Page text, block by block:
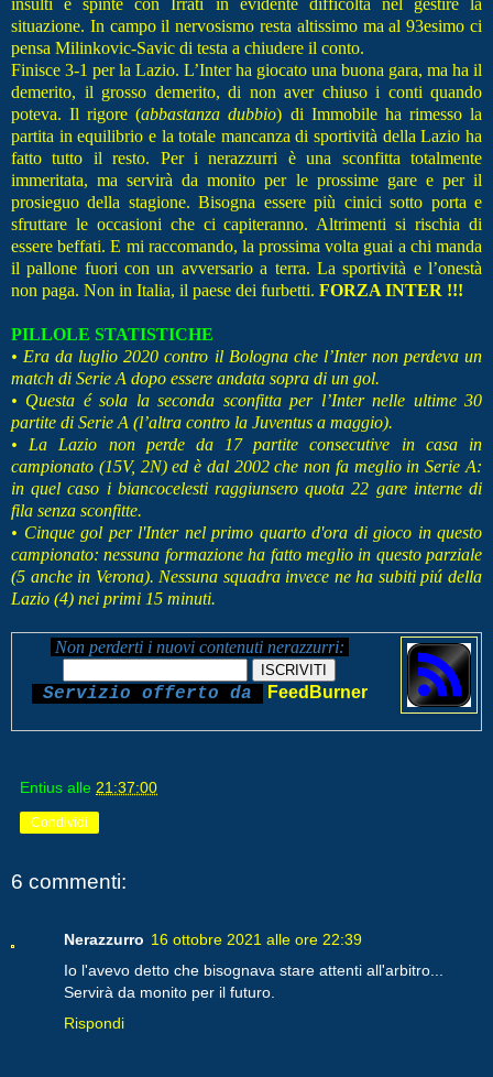
insulti e spinte con Irrati in evidente difficoltà nel gestire la
situazione. In campo il nervosismo resta altissimo ma al 93esimo ci
pensa Milinkovic-Savic di testa a chiudere il conto.
Finisce 3-1 per la Lazio. L’Inter ha giocato una buona gara, ma ha il
demerito, il grosso demerito, di non aver chiuso i conti quando
poteva. Il rigore (abbastanza dubbio) di Immobile ha rimesso la
partita in equilibrio e la totale mancanza di sportività della Lazio ha
fatto tutto il resto. Per i nerazzurri è una sconfitta totalmente
immeritata, ma servirà da monito per le prossime gare e per il
prosieguo della stagione. Bisogna essere più cinici sotto porta e
sfruttare le occasioni che ci capiteranno. Altrimenti si rischia di
essere beffati. E mi raccomando, la prossima volta guai a chi manda
il pallone fuori con un avversario a terra. La sportività e l’onestà
non paga. Non in Italia, il paese dei furbetti. FORZA INTER !!!
PILLOLE STATISTICHE
• Era da luglio 2020 contro il Bologna che l’Inter non perdeva un
match di Serie A dopo essere andata sopra di un gol.
• Questa é sola la seconda sconfitta per l’Inter nelle ultime 30
partite di Serie A (l’altra contro la Juventus a maggio).
• La Lazio non perde da 17 partite consecutive in casa in
campionato (15V, 2N) ed è dal 2002 che non fa meglio in Serie A:
in quel caso i biancocelesti raggiunsero quota 22 gare interne di
fila senza sconfitte.
• Cinque gol per l'Inter nel primo quarto d'ora di gioco in questo
campionato: nessuna formazione ha fatto meglio in questo parziale
(5 anche in Verona). Nessuna squadra invece ne ha subiti piú della
Lazio (4) nei primi 15 minuti.
Non perderti i nuovi contenuti nerazzurri:
Servizio offerto da FeedBurner
Entius alle 21:37:00
Condividi
6 commenti:
Nerazzurro 16 ottobre 2021 alle ore 22:39
Io l'avevo detto che bisognava stare attenti all'arbitro...
Servirà da monito per il futuro.
Rispondi